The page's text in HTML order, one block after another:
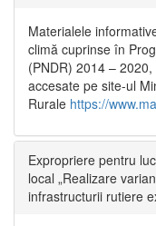
Materialele
climă cuprinse în
(PNDR) 2014 –
accesate pe site-ul
Rurale https://
Expropriere pentru
local „Realizare
infrastructurii rutiere